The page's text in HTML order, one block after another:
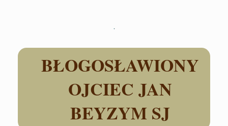
BŁOGOSŁAWIONY
OJCIEC JAN
BEYZYM SJ